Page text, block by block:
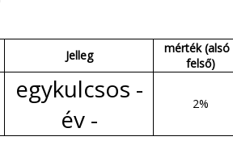
Jelleg
mérték (alsó
felső)
egykulcsos -
év -
2%